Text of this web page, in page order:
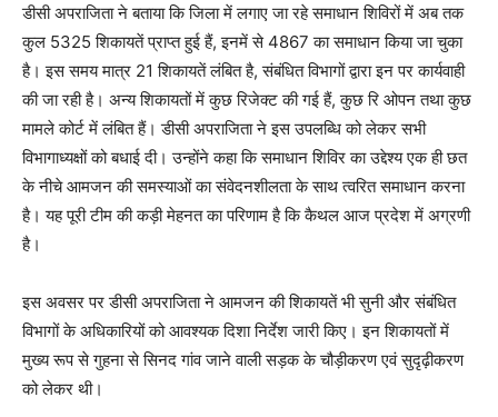
डीसी अपराजिता ने बताया कि जिला में लगाए जा रहे समाधान शिविरों में अब तक
कुल 5325 शिकायतें प्राप्त हुई हैं, इनमें से 4867 का समाधान किया जा चुका
है। इस समय मात्र 21 शिकायतें लंबित है, संबंधित विभागों द्वारा इन पर कार्यवाही
की जा रही है। अन्य शिकायतों में कुछ रिजेक्ट की गई हैं, कुछ रि ओपन तथा कुछ
मामले कोर्ट में लंबित हैं। डीसी अपराजिता ने इस उपलब्धि को लेकर सभी
विभागाध्यक्षों को बधाई दी। उन्होंने कहा कि समाधान शिविर का उद्देश्य एक ही छत
के नीचे आमजन की समस्याओं का संवेदनशीलता के साथ त्वरित समाधान करना
है। यह पूरी टीम की कड़ी मेहनत का परिणाम है कि कैथल आज प्रदेश में अग्रणी
है।
इस अवसर पर डीसी अपराजिता ने आमजन की शिकायतें भी सुनी और संबंधित
विभागों के अधिकारियों को आवश्यक दिशा निर्देश जारी किए। इन शिकायतों में
मुख्य रूप से गुहना से सिनद गांव जाने वाली सड़क के चौड़ीकरण एवं सुदृढ़ीकरण
को लेकर थी।